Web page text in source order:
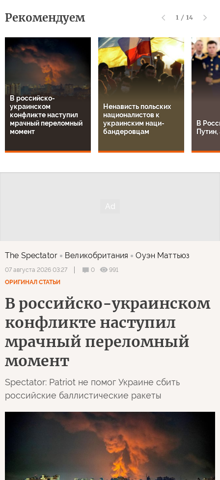
Рекомендуем 1 / 14
В российско-
украинском
конфликте наступил
мрачный переломный
момент
Ненависть польских
националистов к
украинским наци-
бандеровцам
В
The Spectator Великобритания Оуэн Маттьюз
07 августа 2026 03:27 0
991
ОРИГИНАЛ СТАТЬИ
В российско-украинском
конфликте наступил
мрачный переломный
момент
Spectator: Patriot не помог Украине сбить
российские баллистические ракеты